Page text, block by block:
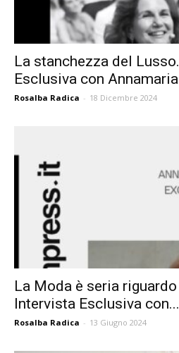
La stanchezza del
Esclusiva con
Rosalba Radica - 18 Dicembre 2024
La Moda è seria
Intervista Esclusiva con...
Rosalba Radica - 13 Giugno 2024